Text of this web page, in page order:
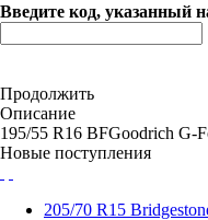
Введите код, указанный
Продолжить
Описание
195/55 R16 BFGoodrich G-
Новые поступления
205/70 R15